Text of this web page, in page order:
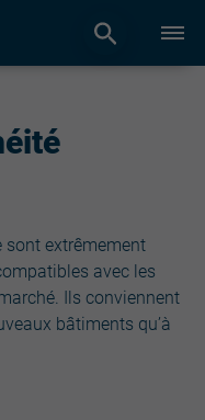
sont extrêmement
avec les
Ils conviennent
bâtiments qu’à